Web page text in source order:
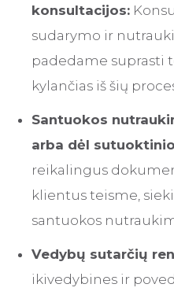
konsultacijos:
sudarymo ir
padedame suprasti
kylančias iš šių
Santuokos
arba dėl
reikalingus
klientus teisme,
santuokos
Vedybų sutarčių
ikivedybines ir